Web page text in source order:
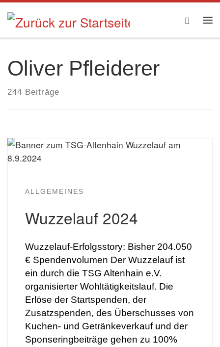
Zum Inhalt springen Search
Oliver Pfleiderer
244 Beiträge
ALLGEMEINES
Wuzzelauf 2024
Wuzzelauf-Erfolgsstory: Bisher 204.050
€ Spendenvolumen Der Wuzzelauf ist
ein durch die TSG Altenhain e.V.
organisierter Wohltätigkeitslauf. Die
Erlöse der Startspenden, der
Zusatzspenden, des Überschusses von
Kuchen- und Getränkeverkauf und der
Sponseringbeiträge gehen zu 100%